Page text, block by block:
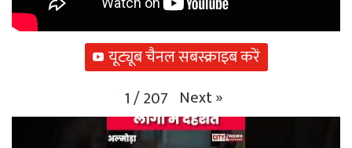
यूट्यूब चैनल सबस्क्राइब करें
1/207 Next»